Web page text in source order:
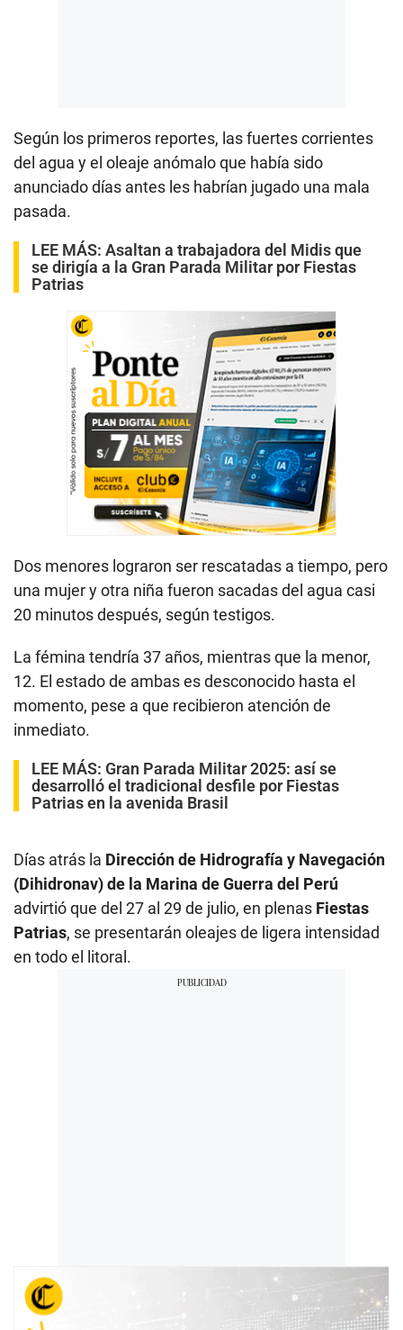
Según los primeros reportes, las fuertes corrientes
del agua y el oleaje anómalo que había sido
anunciado días antes les habrían jugado una mala
pasada.
LEE MÁS: Asaltan a trabajadora del Midis que
se dirigía a la Gran Parada Militar por Fiestas
Patrias
Dos menores lograron ser rescatadas a tiempo, pero
una mujer y otra niña fueron sacadas del agua casi
20 minutos después, según testigos.
La fémina tendría 37 años, mientras que la menor,
12. El estado de ambas es desconocido hasta el
momento, pese a que recibieron atención de
inmediato.
LEE MÁS: Gran Parada Militar 2025: así se
desarrolló el tradicional desfile por Fiestas
Patrias en la avenida Brasil
Días atrás la Dirección de Hidrografía y Navegación
(Dihidronav) de la Marina de Guerra del Perú
advirtió que del 27 al 29 de julio, en plenas Fiestas
Patrias, se presentarán oleajes de ligera intensidad
en todo el litoral.